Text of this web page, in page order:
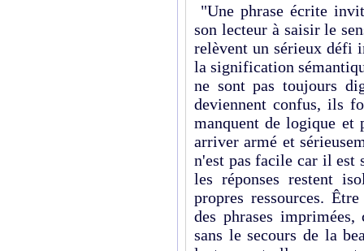
"Une phrase écrite
son lecteur à saisir le
relèvent un sérieux défi
la signification
ne sont pas toujours
deviennent confus, ils
manquent de logique et
arriver armé et
n'est pas facile car il est
les réponses restent
propres ressources.
des phrases
sans le secours de la